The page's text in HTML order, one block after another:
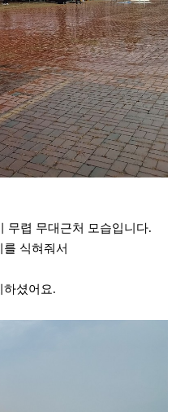
무렵 무대근처 모습입니다.
식혀줘서
하셨어요.